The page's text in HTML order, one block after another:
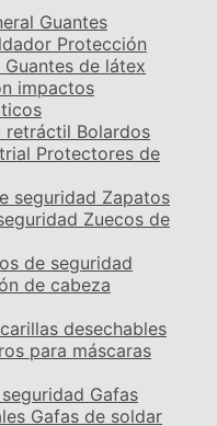
Guantes
Protección
Guantes de látex
impactos
retráctil Bolardos
Protectores de
seguridad Zapatos
Zuecos de
de seguridad
de cabeza
desechables
para máscaras
Gafas
Gafas de soldar